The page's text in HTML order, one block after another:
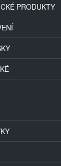
PRODUKTY